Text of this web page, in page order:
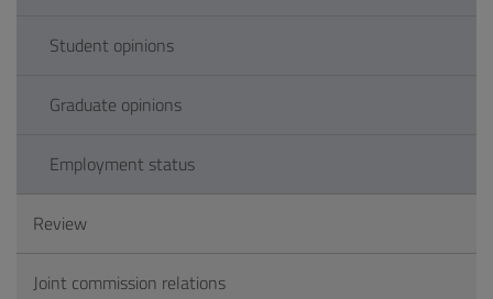
Student opinions
Graduate opinions
Employment status
Review
Joint commission relations